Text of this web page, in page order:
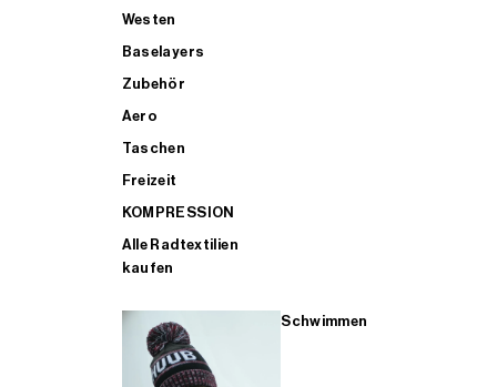
Westen
Baselayers
Zubehör
Aero
Taschen
Freizeit
KOMPRESSION
Alle Radtextilien
kaufen
Schwimmen